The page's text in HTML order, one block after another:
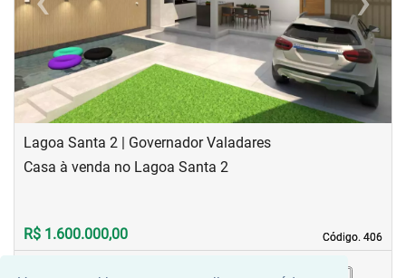
Previous Next
Lagoa Santa 2 | Governador Valadares
Código. 406
Código. 406
Casa à venda no Lagoa Santa 2
R$ 1.600.000,00